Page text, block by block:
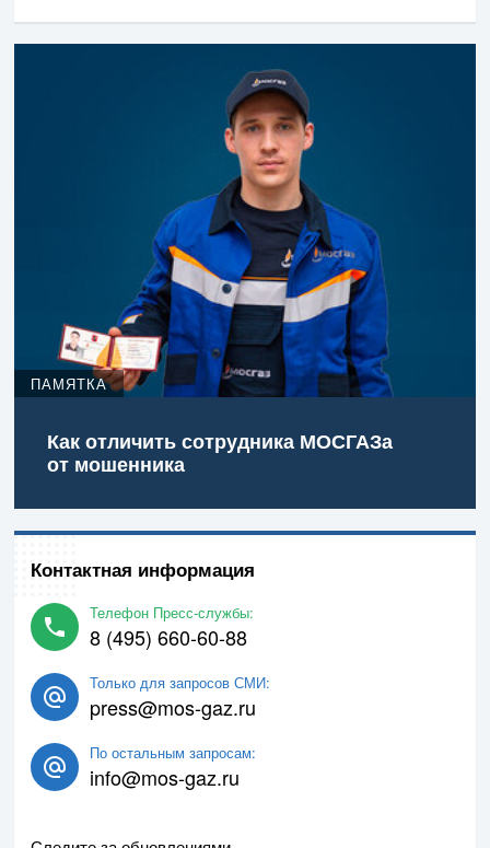
ПАМЯТКА
Как отличить сотрудника МОСГАЗа
от мошенника
Контактная информация
Телефон Пресс-службы:
8 (495) 660-60-88
Только для запросов СМИ:
press@mos-gaz.ru
По остальным запросам:
info@mos-gaz.ru